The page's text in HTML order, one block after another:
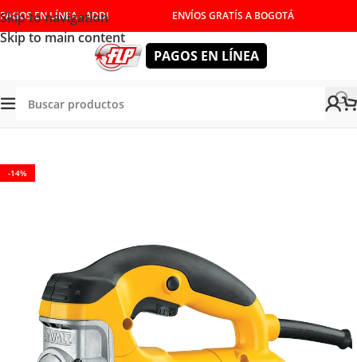
Skip to navigation
Skip to main content
PAGOS EN LÍNEA - ADDI ENVÍOS GRATÍS A BOGOTÁ
PAGOS EN LÍNEA
CEPILLOS, RUTEADORAS Y REBORDEADORAS CALADORAS
-14%